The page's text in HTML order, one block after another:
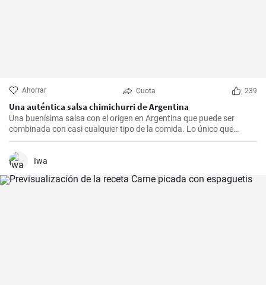
Ahorrar Cuota 239
Una auténtica salsa chimichurri de Argentina
Una buenísima salsa con el origen en Argentina que puede ser
combinada con casi cualquier tipo de la comida. Lo único que
debería hacer es seguir la receta presente.
Iwa